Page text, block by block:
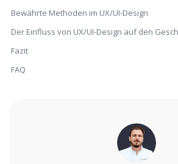
Bewährte Methoden im UX/UI-Design
Der Einfluss von UX/UI-Design auf den
Fazit
FAQ